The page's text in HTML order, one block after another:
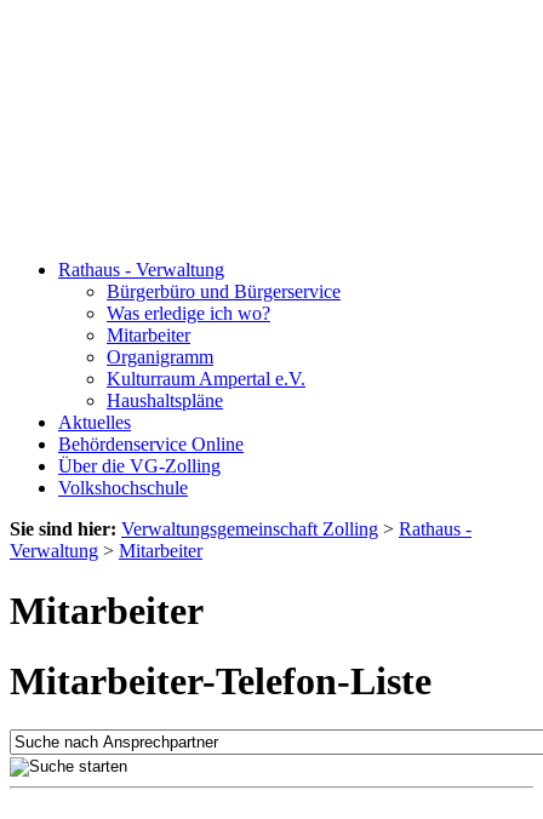
Rathaus - Verwaltung
Bürgerbüro und Bürgerservice
Was erledige ich wo?
Mitarbeiter
Organigramm
Kulturraum Ampertal e.V.
Haushaltspläne
Aktuelles
Behördenservice Online
Über die VG-Zolling
Volkshochschule
Sie sind hier: Verwaltungsgemeinschaft Zolling > Rathaus -
Verwaltung > Mitarbeiter
Mitarbeiter
Mitarbeiter-Telefon-Liste